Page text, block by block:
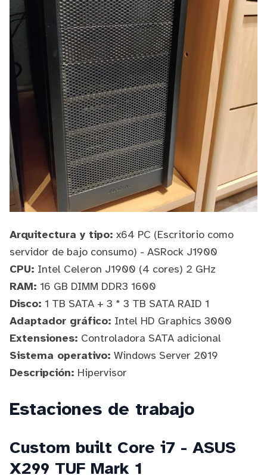
Arquitectura y tipo: x64 PC (Escritorio como
servidor de bajo consumo) - ASRock J1900
CPU: Intel Celeron J1900 (4 cores) 2 GHz
RAM: 16 GB DIMM DDR3 1600
Disco: 1 TB SATA + 3 * 3 TB SATA RAID 1
Adaptador gráfico: Intel HD Graphics 3000
Extensiones: Controladora SATA adicional
Sistema operativo: Windows Server 2019
Descripción: Hipervisor
Estaciones de trabajo
Custom built Core i7 - ASUS
X299 TUF Mark 1